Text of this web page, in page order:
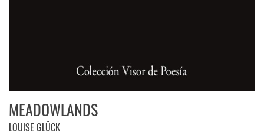
MEADOWLANDS
LOUISE GLÜCK